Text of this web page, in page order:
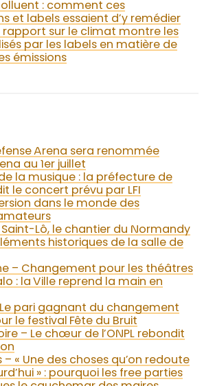
: comment ces
et labels essaient d’y remédier
rapport sur le climat montre les
par les labels en matière de
émissions
Arena sera renommée
au 1er juillet
de la musique : la préfecture de
le concert prévu par LFI
dans le monde des
Saint-Lô, le chantier du Normandy
historiques de la salle de
– Changement pour les théâtres
: la Ville reprend la main en
pari gagnant du changement
le festival Fête du Bruit
– Le chœur de l’ONPL rebondit
– « Une des choses qu’on redoute
» : pourquoi les free parties